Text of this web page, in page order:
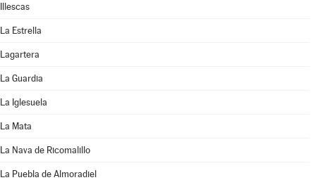
Illescas
La Estrella
Lagartera
La Guardia
La Iglesuela
La Mata
La Nava de Ricomalillo
La Puebla de Almoradiel